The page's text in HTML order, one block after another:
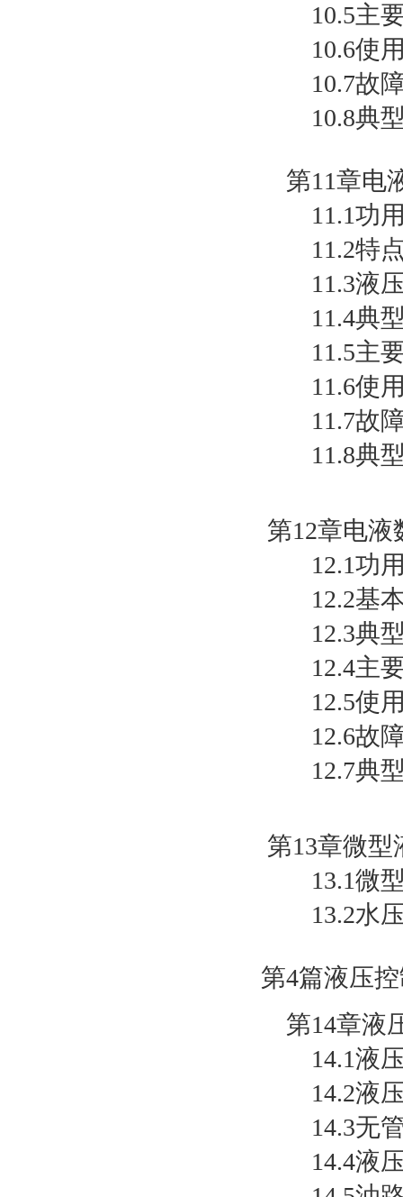
10.5主要
10.6使用
10.7故障
10.8典型
第11章电
11.1功用
11.2特点
11.3液压
11.4典型
11.5主要
11.6使用
11.7故障
11.8典型
第12章电液
12.1功用
12.2基本
12.3典型
12.4主要
12.5使用
12.6故障
12.7典型
第13章微
13.1微型
13.2水压
第4篇液压
第14章液
14.1液压
14.2液压
14.3无管
14.4液压